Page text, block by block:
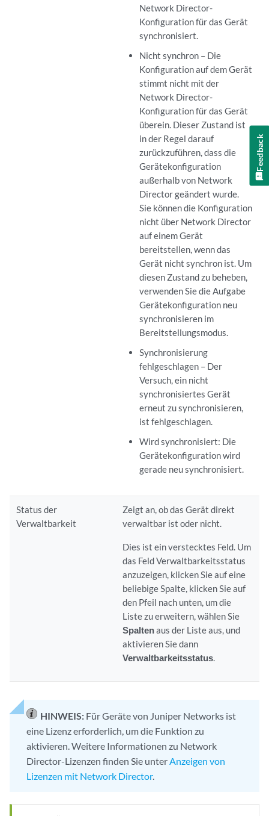
Network Director-
Konfiguration für das Gerät
synchronisiert.
Nicht synchron – Die
Konfiguration auf dem Gerät
stimmt nicht mit der
Network Director-
Konfiguration für das Gerät
überein. Dieser Zustand ist
in der Regel darauf
zurückzuführen, dass die
Gerätekonfiguration
außerhalb von Network
Director geändert wurde.
Sie können die Konfiguration
nicht über Network Director
auf einem Gerät
bereitstellen, wenn das
Gerät nicht synchron ist. Um
diesen Zustand zu beheben,
verwenden Sie die Aufgabe
Gerätekonfiguration neu
synchronisieren im
Bereitstellungsmodus.
Synchronisierung
fehlgeschlagen – Der
Versuch, ein nicht
synchronisiertes Gerät
erneut zu synchronisieren,
ist fehlgeschlagen.
Wird synchronisiert: Die
Gerätekonfiguration wird
gerade neu synchronisiert.
Status der
Verwaltbarkeit
Zeigt an, ob das Gerät direkt
verwaltbar ist oder nicht.
Dies ist ein verstecktes Feld. Um
das Feld Verwaltbarkeitsstatus
anzuzeigen, klicken Sie auf eine
beliebige Spalte, klicken Sie auf
den Pfeil nach unten, um die
Liste zu erweitern, wählen Sie
Spaltenaus der Liste aus, und
aktivieren Sie dann
Verwaltbarkeitsstatus.
HINWEIS: Für Geräte von Juniper Networks ist
eine Lizenz erforderlich, um die Funktion zu
aktivieren. Weitere Informationen zu Network
Director-Lizenzen finden Sie unterAnzeigen von
Lizenzen mit Network Director.
Feedback